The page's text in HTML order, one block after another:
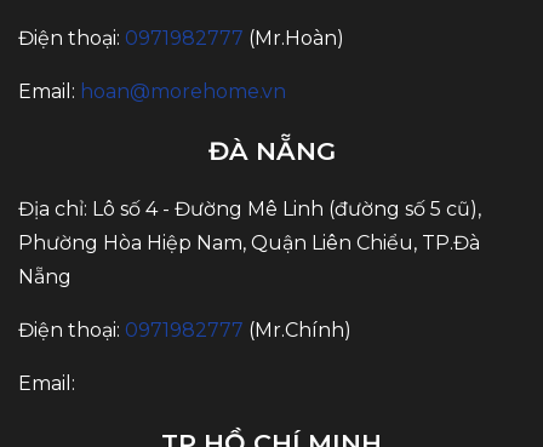
Điện thoại: 0971982777 (Mr.Hoàn)
Email: hoan@morehome.vn
ĐÀ NẴNG
Địa chỉ: Lô số 4 - Đường Mê Linh (đường số 5 cũ),
Phường Hòa Hiệp Nam, Quận Liên Chiểu, TP.Đà
Nẵng
Điện thoại: 0971982777 (Mr.Chính)
Email: